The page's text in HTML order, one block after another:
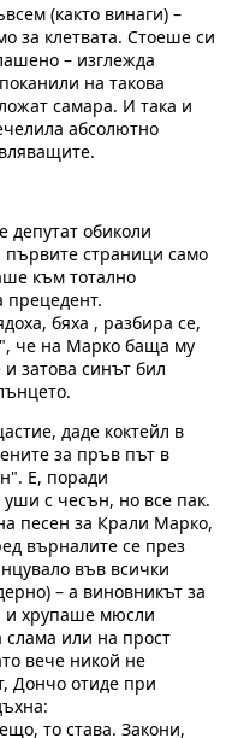
(както винаги) –
за клетвата. Стоеше си
– изглежда
на такова
самара. И така и
абсолютно
депутат обиколи
първите страници само
към тотално
прецедент.
бяха , разбира се,
че на Марко баща му
затова синът бил
даде коктейл в
за пръв път в
Е, поради
с чесън, но все пак.
песен за Крали Марко,
върналите се през
във всички
– а виновникът за
и хрупаше мюсли
слама или на прост
вече никой не
Дончо отиде при
то става. Закони,